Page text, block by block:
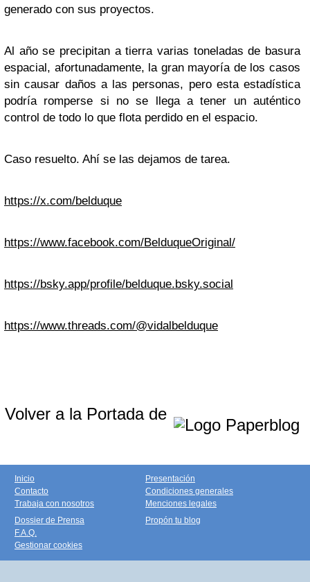
generado con sus proyectos.
Al año se precipitan a tierra varias toneladas de basura
espacial, afortunadamente, la gran mayoría de los casos
sin causar daños a las personas, pero esta estadística
podría romperse si no se llega a tener un auténtico
control de todo lo que flota perdido en el espacio.
Caso resuelto. Ahí se las dejamos de tarea.
https://x.com/belduque
https://www.facebook.com/BelduqueOriginal/
https://bsky.app/profile/belduque.bsky.social
https://www.threads.com/@vidalbelduque
Volver a la Portada de
Inicio
Contacto
Trabaja con nosotros
Presentación
Condiciones generales
Menciones legales
Dossier de Prensa
F.A.Q.
Gestionar cookies
Propón tu blog